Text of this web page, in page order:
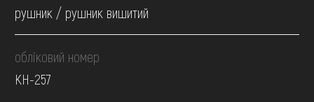
рушник / рушник вишитий
обліковий номер
КН-257